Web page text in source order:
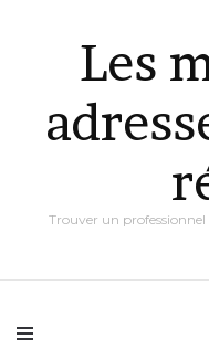
Les
Trouver un